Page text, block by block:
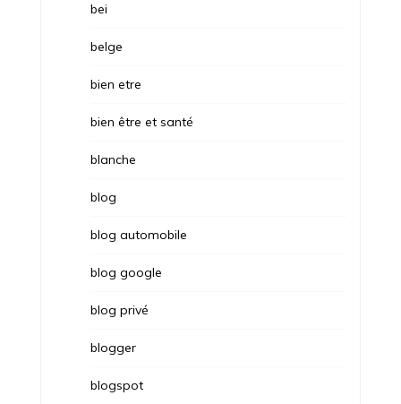
bei
belge
bien etre
bien être et santé
blanche
blog
blog automobile
blog google
blog privé
blogger
blogspot